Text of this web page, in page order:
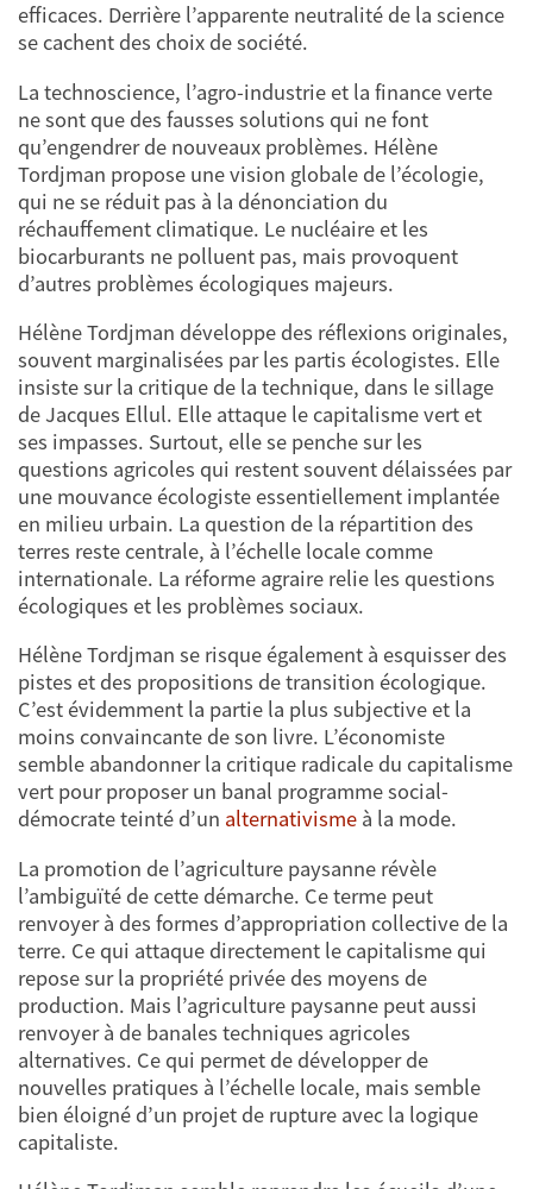
efficaces. Derrière l’apparente neutralité de la science
se cachent des choix de société.
La technoscience, l’agro-industrie et la finance verte
ne sont que des fausses solutions qui ne font
qu’engendrer de nouveaux problèmes. Hélène
Tordjman propose une vision globale de l’écologie,
qui ne se réduit pas à la dénonciation du
réchauffement climatique. Le nucléaire et les
biocarburants ne polluent pas, mais provoquent
d’autres problèmes écologiques majeurs.
Hélène Tordjman développe des réflexions originales,
souvent marginalisées par les partis écologistes. Elle
insiste sur la critique de la technique, dans le sillage
de Jacques Ellul. Elle attaque le capitalisme vert et
ses impasses. Surtout, elle se penche sur les
questions agricoles qui restent souvent délaissées par
une mouvance écologiste essentiellement implantée
en milieu urbain. La question de la répartition des
terres reste centrale, à l’échelle locale comme
internationale. La réforme agraire relie les questions
écologiques et les problèmes sociaux.
Hélène Tordjman se risque également à esquisser des
pistes et des propositions de transition écologique.
C’est évidemment la partie la plus subjective et la
moins convaincante de son livre. L’économiste
semble abandonner la critique radicale du capitalisme
vert pour proposer un banal programme social-
démocrate teinté d’un alternativisme à la mode.
La promotion de l’agriculture paysanne révèle
l’ambiguïté de cette démarche. Ce terme peut
renvoyer à des formes d’appropriation collective de la
terre. Ce qui attaque directement le capitalisme qui
repose sur la propriété privée des moyens de
production. Mais l’agriculture paysanne peut aussi
renvoyer à de banales techniques agricoles
alternatives. Ce qui permet de développer de
nouvelles pratiques à l’échelle locale, mais semble
bien éloigné d’un projet de rupture avec la logique
capitaliste.